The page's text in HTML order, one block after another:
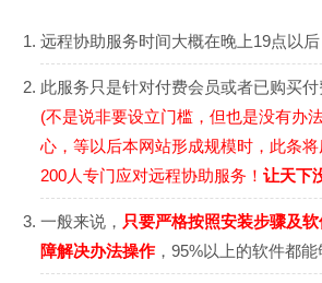
远程协助服务时间大概在晚上19点以后
此服务只是针对付费会员或者已购买
(不是说非要设立门槛，但也是没有办
心，等以后本网站形成规模时，此条
200人专门应对远程协助服务！ 让天下
一般来说， 只要严格按照安装步骤及
障解决办法操作 ，95%以上的软件都